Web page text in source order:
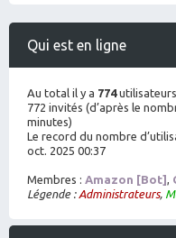
Qui est en ligne
Au total il y a 774utilisateurs
772 invités (d’après le
minutes)
Le record du nombre
oct. 2025 00:37
Membres : Amazon [Bot] ,
Légende : Administrateurs,